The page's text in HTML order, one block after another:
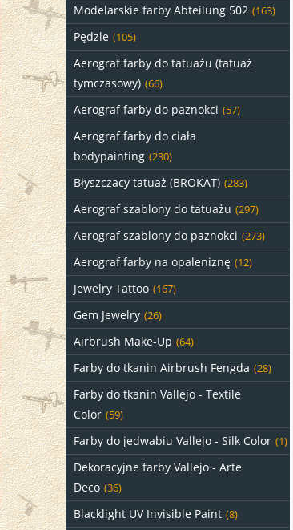
Modelarskie farby Abteilung 502 (163)
Pędzle (105)
Aerograf farby do tatuażu (tatuaż
tymczasowy) (66)
Aerograf farby do paznokci (57)
Aerograf farby do ciała
bodypainting (230)
Błyszczacy tatuaż (BROKAT) (283)
Aerograf szablony do tatuażu (297)
Aerograf szablony do paznokci (273)
Aerograf farby na opaleniznę (12)
Jewelry Tattoo (167)
Gem Jewelry (26)
Airbrush Make-Up (64)
Farby do tkanin Airbrush Fengda (28)
Farby do tkanin Vallejo - Textile
Color (59)
Farby do jedwabiu Vallejo - Silk Color (1)
Dekoracyjne farby Vallejo - Arte
Deco (36)
Blacklight UV Invisible Paint (8)